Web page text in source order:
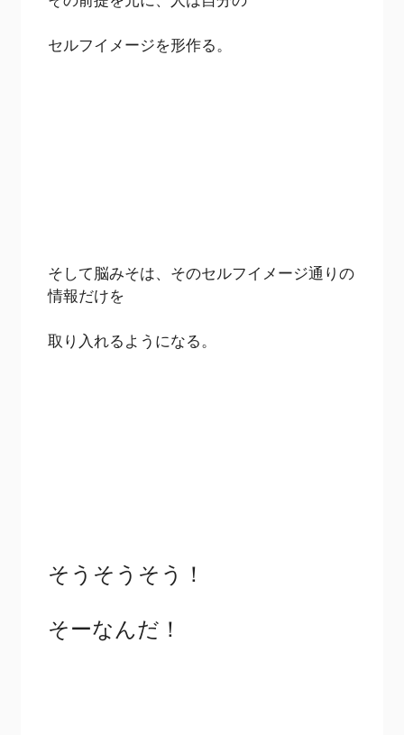
セルフイメージを形作る。
そして脳みそは、そのセルフイメージ通りの
情報だけを
取り入れるようになる。
そうそうそう！
そーなんだ！